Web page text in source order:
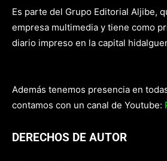
Es parte del Grupo Editorial Aljibe,
empresa multimedia y tiene como
diario impreso en la capital
Además tenemos presencia en
contamos con un canal de Youtube:
DERECHOS DE AUTOR